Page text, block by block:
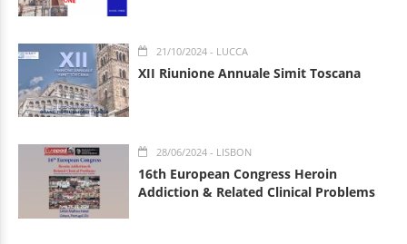
21/10/2024 - LUCCA
XII Riunione Annuale Simit Toscana
28/06/2024 - LISBON
16th European Congress Heroin
Addiction & Related Clinical Problems